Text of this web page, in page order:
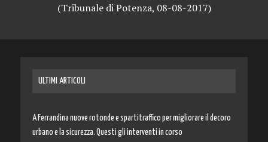
(Tribunale di Potenza, 08-08-2017)
ULTIMI ARTICOLI
A Ferrandina nuove rotonde e spartitraffico per migliorare il decoro
urbano e la sicurezza. Questi gli interventi in corso